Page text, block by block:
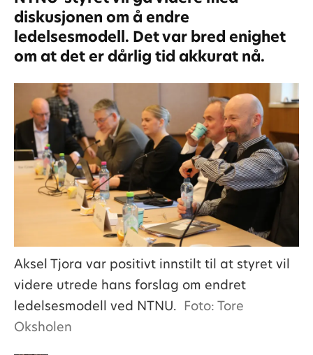
diskusjonen om å endre
ledelsesmodell. Det var bred enighet
om at det er dårlig tid akkurat nå.
Aksel Tjora var positivt innstilt til at styret vil
videre utrede hans forslag om endret
ledelsesmodell ved NTNU. Foto: Tore
Oksholen